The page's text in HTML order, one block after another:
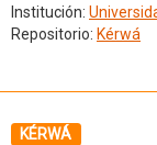
Institución:
Repositorio: Kérwá
KÉRWÁ